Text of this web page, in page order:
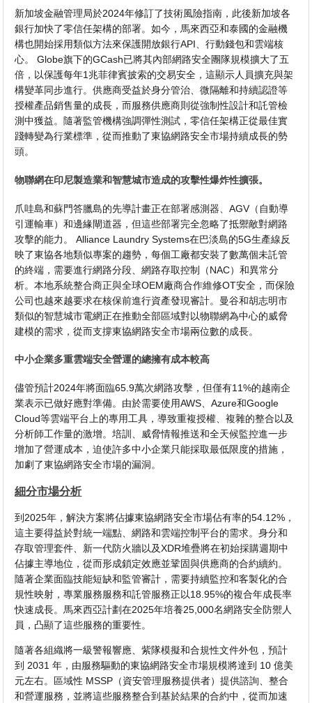
新加坡金融管理局於2024年修訂了技術風險指南，此後新加坡各
銀行加快了零信任架構的部署。如今，馬來西亞和泰國的金融機
構也開始採用類似方法來保護開放銀行API、行動錢包和雲端核
心。 Globe旗下的GCash已將其內部網路安全團隊規模擴大了五
倍，以保護每年1兆菲律賓披索的交易安全，這顯示人員擴充與架
構變革同步進行。供應商受益於身分管治、微隔離和持續認證等
授權產品銷售量的成長，而服務供應商則從強制性設計和託管檢
測中獲益。隨著監管機構強調彈性測試，零信任架構正從最佳實
踐轉變為行業標準，從而推動了東協網路安全市場持續成長的勢
頭。
物聯網在印尼製造業和智慧城市造成的攻擊性爆炸性擴張。
爪哇島和蘇門答臘島的先導計畫正在部署感測器、AGV（自動導
引運輸車）和邊緣閘道器，但這些部署完全忽略了抵禦敵對網路
攻擊的能力。 Alliance Laundry Systems在巴淡島的5G生產線反
映了東協各地類似專案的趨勢，每個工廠都安裝了數萬個未託管
的終端，需要進行網路分段、網路存取控制（NAC）和異常分
析。本地系統整合商正與全球OEM廠商合作維修OT安全，而保險
公司也越來越要求在核保前進行資產發現審計。曼谷和胡志明市
類似的智慧城市電網正在推動全部區域對以物聯網為中心的威脅
建模的需求，從而支撐東協網路安全市場兩位數的成長。
中小企業多重雲端安全營運的總擁有成本較高
儘管預計2024年將面臨65.9萬次網路攻擊，但僅有11%的越南企
業表示已做好應對準備。由於需要使用AWS、Azure和Google
Cloud等雲端平台上的專用工具，導致重複授權、複雜的整合以及
分析師工作量的激增。培訓、威脅情報推送和全天候監控進一步
增加了營運成本，迫使許多中小企業只能採取最低限度的措施，
加劇了東協網路安全市場的漏洞。
細分市場分析
到2025年，解決方案將佔據東協網路安全市場佔有率的54.12%，
這主要得益於對統一端點、網路和雲端控制平台的需求。身分和
存取管理套件、新一代防火牆以及XDR堆疊將在初始採購週期中
佔據主導地位，從而形成鎖定效應並鞏固與供應商的合約續約。
隨著企業面臨技能短缺和監管審計，需要持續監控和客製化的合
規性映射，專業服務服務和託管服務正以18.95%的複合年成長率
快速成長。馬來西亞計劃在2025年培養25,000名網路安全防禦人
員，凸顯了這些服務的重要性。
隨著各組織將一級警報響應、紫隊模擬和合規性文件外包，預計
到 2031 年，由服務驅動的東協網路安全市場規模將達到 10 億美
元左右。區域性 MSSP（資安管理服務提供者）提供諮詢、整合
和營運服務，並將這些服務整合到基於結果的合約中，從而加速